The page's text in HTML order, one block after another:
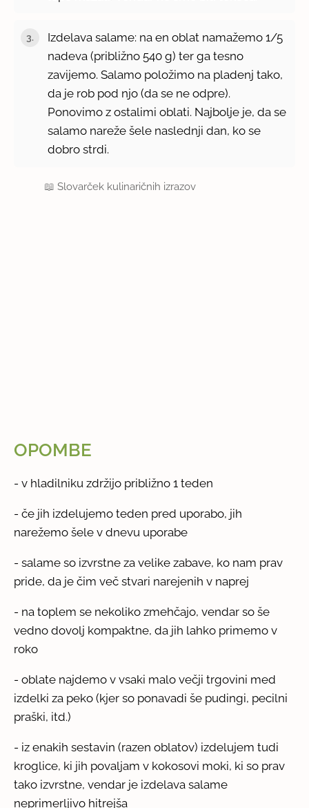
Izdelava salame: na en oblat namažemo 1/5
nadeva (približno 540 g) ter ga tesno
zavijemo. Salamo položimo na pladenj tako,
da je rob pod njo (da se ne odpre).
Ponovimo z ostalimi oblati. Najbolje je, da se
salamo nareže šele naslednji dan, ko se
dobro strdi.
📖Slovarček kulinaričnih izrazov
OPOMBE
- v hladilniku zdržijo približno 1 teden
- če jih izdelujemo teden pred uporabo, jih
narežemo šele v dnevu uporabe
- salame so izvrstne za velike zabave, ko nam prav
pride, da je čim več stvari narejenih v naprej
- na toplem se nekoliko zmehčajo, vendar so še
vedno dovolj kompaktne, da jih lahko primemo v
roko
- oblate najdemo v vsaki malo večji trgovini med
izdelki za peko (kjer so ponavadi še pudingi, pecilni
praški, itd.)
- iz enakih sestavin (razen oblatov) izdelujem tudi
kroglice, ki jih povaljam v kokosovi moki, ki so prav
tako izvrstne, vendar je izdelava salame
neprimerljivo hitrejša